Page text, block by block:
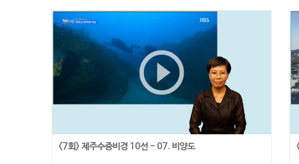
play_circle_outline
<7회> 제주수중비경 10선 - 07. 비양도